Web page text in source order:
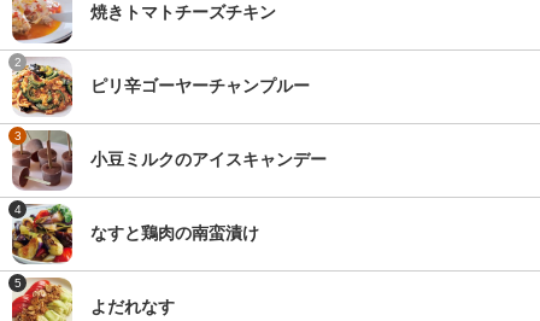
焼きトマトチーズチキン
2
ピリ辛ゴーヤーチャンプルー
3
小豆ミルクのアイスキャンデー
4
なすと鶏肉の南蛮漬け
5
よだれなす